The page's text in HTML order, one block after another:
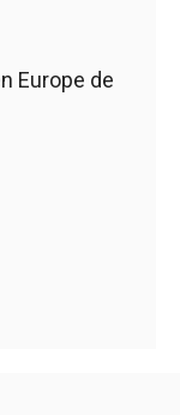
Europe de